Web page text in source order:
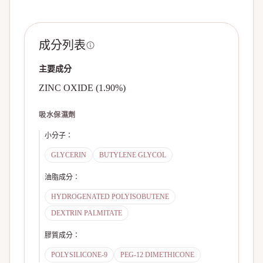
成分列表
主要成分
ZINC OXIDE (1.90%)
吸水保濕劑
小分子 ：
GLYCERIN BUTYLENE GLYCOL
油脂成分 ：
HYDROGENATED POLYISOBUTENE
DEXTRIN PALMITATE
膠質成分 ：
POLYSILICONE-9 PEG-12 DIMETHICONE